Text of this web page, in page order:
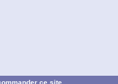
ce site